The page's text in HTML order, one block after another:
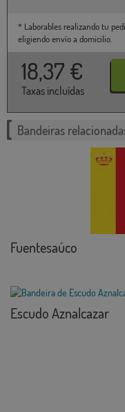
* Laborables realizando tu
eligiendo envío a domicilio.
18,37 €
Taxas incluídas
Bandeiras
Fuentesaúco
Escudo Aznalcazar